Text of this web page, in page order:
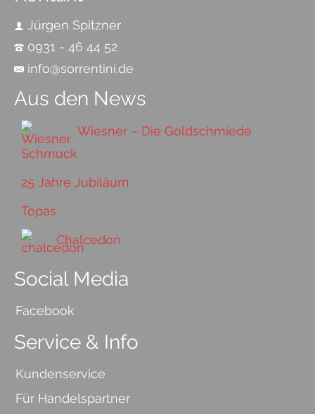
Jürgen Spitzner
0931 - 46 44 52
info@sorrentini.de
Aus den News
Wiesner – Die Goldschmiede
25 Jahre Jubiläum
Topas
Chalcedon
Social Media
Facebook
Service & Info
Kundenservice
Für Handelspartner